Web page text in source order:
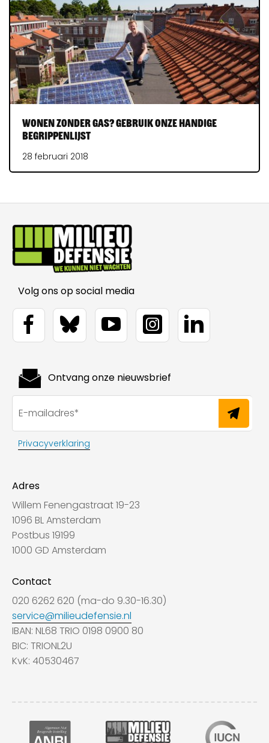
Wonen zonder gas? Gebruik onze handige
begrippenlijst
28 februari 2018
Volg ons op social media
Adres
Willem Fenengastraat 19-23
1096 BL Amsterdam
Postbus 19199
1000 GD Amsterdam
Contact
020 6262 620 (ma-do 9.30-16.30)
service@milieudefensie.nl
IBAN: NL68 TRIO 0198 0900 80
BIC: TRIONL2U
KvK: 40530467
Ontvang onze nieuwsbrief
Privacyverklaring